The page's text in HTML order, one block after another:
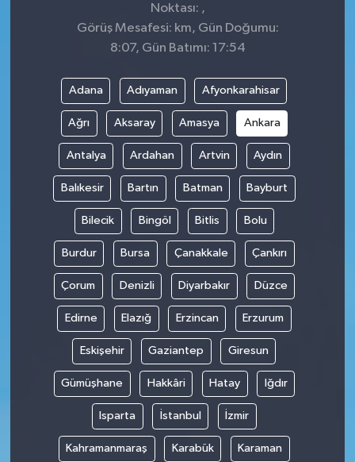
Noktası: ,
Görüş Mesafesi: km, Gün Doğumu:
8:07, Gün Batımı: 17:54
Adana Adıyaman Afyonkarahisar
Ağrı Aksaray Amasya Ankara
Antalya Ardahan Artvin Aydın
Balıkesir Bartın Batman Bayburt
Bilecik Bingöl Bitlis Bolu
Burdur Bursa Çanakkale Çankırı
Çorum Denizli Diyarbakır Düzce
Edirne Elazığ Erzincan Erzurum
Eskişehir Gaziantep Giresun
Gümüşhane Hakkâri Hatay Iğdır
Isparta İstanbul İzmir
Kahramanmaraş Karabük Karaman